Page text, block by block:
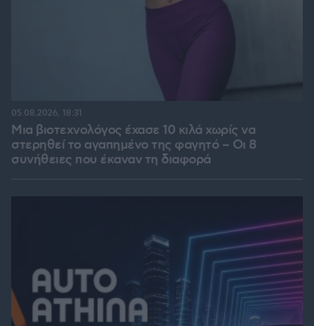
Μια βιοτεχνολόγος έχασε 10 κιλά χωρίς να
στερηθεί το αγαπημένο της φαγητό – Οι 8
συνήθειες που έκαναν τη διαφορά
05.08.2026, 18:31